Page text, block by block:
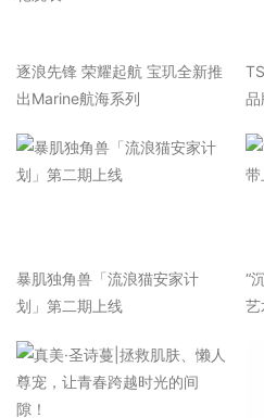
逐浪先锋 荣耀起航 宝玑全新推
出Marine航海系列
品
暴肌独角兽「流浪猫安家计
划」第二期上线
“
艺